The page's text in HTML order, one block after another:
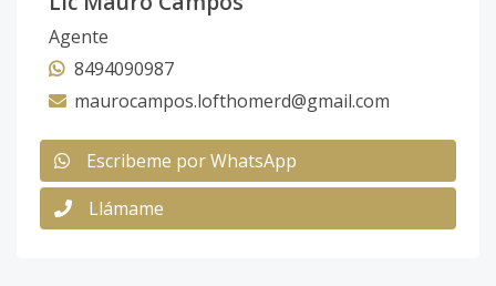
Agente
8494090987
maurocampos.lofthomerd@gmail.com
Escribeme por WhatsApp
Llámame